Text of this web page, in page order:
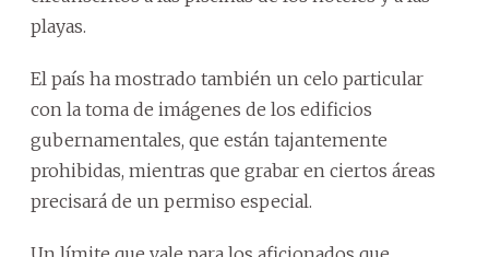
playas.
El país ha mostrado también un celo particular
con la toma de imágenes de los edificios
gubernamentales, que están tajantemente
prohibidas, mientras que grabar en ciertos áreas
precisará de un permiso especial.